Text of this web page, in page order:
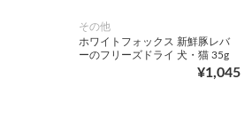
その他
ホワイトフォックス 新鮮豚レバ
ーのフリーズドライ 犬・猫 35g
¥1,045